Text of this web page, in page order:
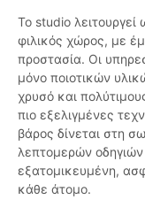
Το studio
φιλικός χώρος, με
προστασία. Οι
μόνο ποιοτικών
χρυσό και
πιο εξελιγμένες
βάρος δίνεται στη
λεπτομερών οδηγιών
εξατομικευμένη,
κάθε άτομο.